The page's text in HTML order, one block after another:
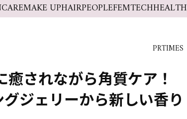
MAKE UPHAIRPEOPLEFEMTECHHEALTH
PRTIMES
癒されながら角質ケア！
ジェリーから新しい香り